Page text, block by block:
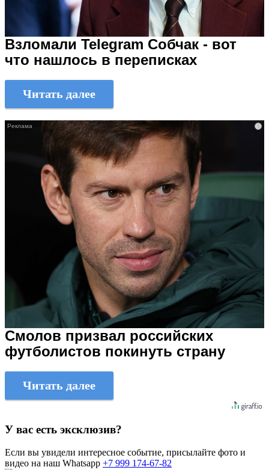
Взломали Telegram Собчак - вот
что нашлось в переписках
Читать далее
i
Смолов призвал российских
футболистов покинуть страну
Читать далее
У вас есть эксклюзив?
Если вы увидели интересное событие, присылайте фото и
видео на наш Whatsapp +7 999 174-67-82